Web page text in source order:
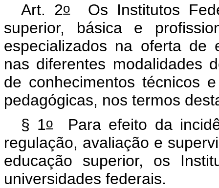
Art. 2oOs Institutos
superior, básica e
especializados na oferta de
nas diferentes modalidades
de conhecimentos técnicos
pedagógicas, nos termos
§ 1oPara efeito da
regulação, avaliação e
educação superior, os
universidades federais.